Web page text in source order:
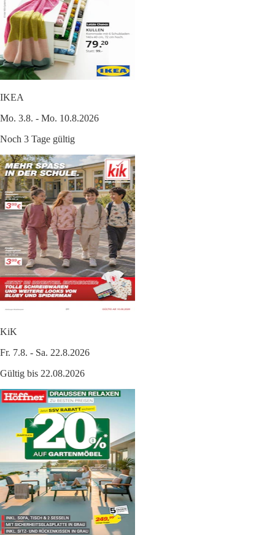
IKEA
Mo. 3.8. - Mo. 10.8.2026
Noch 3 Tage gültig
KiK
Fr. 7.8. - Sa. 22.8.2026
Gültig bis 22.08.2026